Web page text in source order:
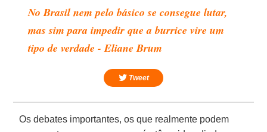
No Brasil nem pelo básico se consegue lutar,
mas sim para impedir que a burrice vire um
tipo de verdade - Eliane Brum
Tweet
Os debates importantes, os que realmente podem